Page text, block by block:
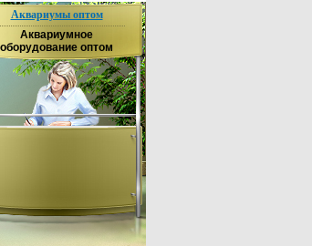
Аквариумы оптом
Аквариумное
оборудование оптом